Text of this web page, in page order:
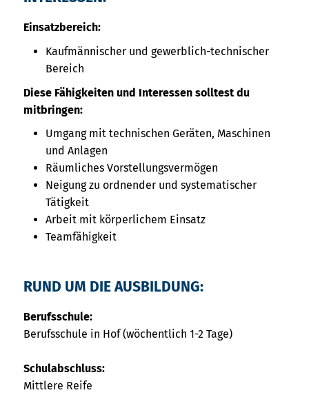
Einsatzbereich:
Kaufmännischer und gewerblich-technischer
Bereich
Diese Fähigkeiten und Interessen solltest du
mitbringen:
Umgang mit technischen Geräten, Maschinen
und Anlagen
Räumliches Vorstellungsvermögen
Neigung zu ordnender und systematischer
Tätigkeit
Arbeit mit körperlichem Einsatz
Teamfähigkeit
RUND UM DIE AUSBILDUNG:
Berufsschule:
Berufsschule in Hof (wöchentlich 1-2 Tage)
Schulabschluss:
Mittlere Reife